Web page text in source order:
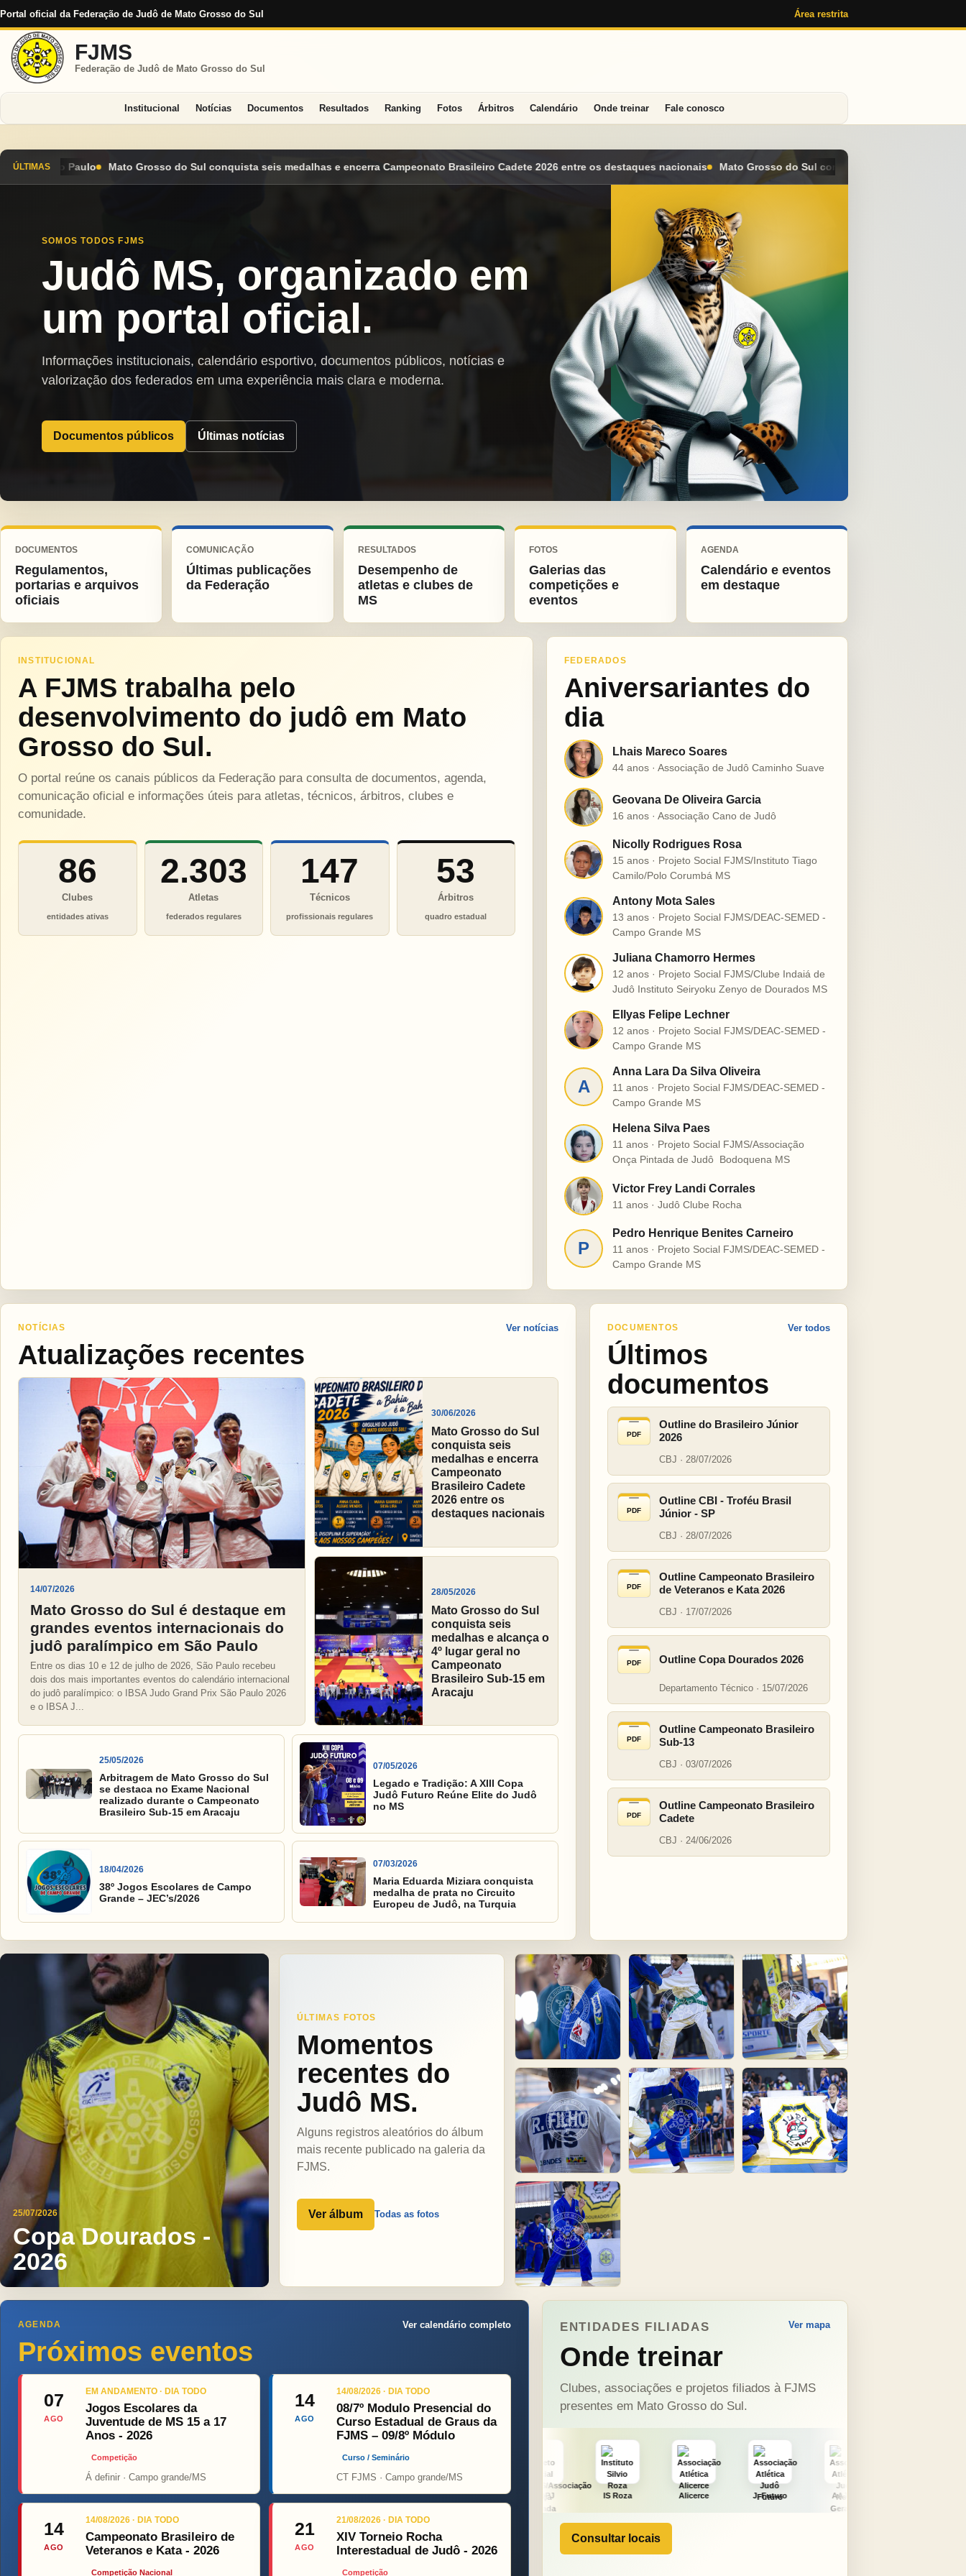
Portal oficial da Federação de Judô de Mato Grosso do Sul Área restrita
FJMS
Federação de Judô de Mato Grosso do Sul
Institucional Notícias Documentos Resultados Ranking Fotos Árbitros Calendário Onde treinar Fale conosco
ÚLTIMAS
do Sul conquista seis medalhas e encerra Campeonato Brasileiro Cadete 2026 entre os destaques nacionais Mato Grosso do Sul conquista seis medalhas e alcança o 4º lugar geral no
SOMOS TODOS FJMS
Judô MS, organizado em
um portal oficial.
Informações institucionais, calendário esportivo, documentos públicos, notícias e
valorização dos federados em uma experiência mais clara e moderna.
Documentos públicos Últimas notícias
DOCUMENTOS
Regulamentos,
portarias e arquivos
oficiais
COMUNICAÇÃO
Últimas publicações
da Federação
RESULTADOS
Desempenho de
atletas e clubes de
MS
FOTOS
Galerias das
competições e
eventos
AGENDA
Calendário e eventos
em destaque
INSTITUCIONAL
A FJMS trabalha pelo
desenvolvimento do judô em Mato
Grosso do Sul.
O portal reúne os canais públicos da Federação para consulta de documentos, agenda,
comunicação oficial e informações úteis para atletas, técnicos, árbitros, clubes e
comunidade.
86
Clubes
entidades ativas
2.303
Atletas
federados regulares
147
Técnicos
profissionais regulares
53
Árbitros
quadro estadual
FEDERADOS
Aniversariantes do
dia
L Lhais Mareco Soares
44 anos · Associação de Judô Caminho Suave
G Geovana De Oliveira Garcia
16 anos · Associação Cano de Judô
N
Nicolly Rodrigues Rosa
15 anos · Projeto Social FJMS/Instituto Tiago
Camilo/Polo Corumbá MS
A
Antony Mota Sales
13 anos · Projeto Social FJMS/DEAC-SEMED -
Campo Grande MS
J
Juliana Chamorro Hermes
12 anos · Projeto Social FJMS/Clube Indaiá de
Judô Instituto Seiryoku Zenyo de Dourados MS
E
Ellyas Felipe Lechner
12 anos · Projeto Social FJMS/DEAC-SEMED -
Campo Grande MS
A
Anna Lara Da Silva Oliveira
11 anos · Projeto Social FJMS/DEAC-SEMED -
Campo Grande MS
H
Helena Silva Paes
11 anos · Projeto Social FJMS/Associação
Onça Pintada de Judô  Bodoquena MS
V Victor Frey Landi Corrales
11 anos · Judô Clube Rocha
P
Pedro Henrique Benites Carneiro
11 anos · Projeto Social FJMS/DEAC-SEMED -
Campo Grande MS
NOTÍCIAS
Atualizações recentes
Ver notícias
14/07/2026
Mato Grosso do Sul é destaque em
grandes eventos internacionais do
judô paralímpico em São Paulo
Entre os dias 10 e 12 de julho de 2026, São Paulo recebeu
dois dos mais importantes eventos do calendário internacional
do judô paralímpico: o IBSA Judo Grand Prix São Paulo 2026
e o IBSA J...
30/06/2026
Mato Grosso do Sul
conquista seis
medalhas e encerra
Campeonato
Brasileiro Cadete
2026 entre os
destaques nacionais
28/05/2026
Mato Grosso do Sul
conquista seis
medalhas e alcança o
4º lugar geral no
Campeonato
Brasileiro Sub-15 em
Aracaju
25/05/2026
Arbitragem de Mato Grosso do Sul
se destaca no Exame Nacional
realizado durante o Campeonato
Brasileiro Sub-15 em Aracaju
07/05/2026
Legado e Tradição: A XIII Copa
Judô Futuro Reúne Elite do Judô
no MS
18/04/2026
38º Jogos Escolares de Campo
Grande – JEC’s/2026
07/03/2026
Maria Eduarda Miziara conquista
medalha de prata no Circuito
Europeu de Judô, na Turquia
DOCUMENTOS
Últimos
documentos
Ver todos
PDF
Outline do Brasileiro Júnior
2026
CBJ · 28/07/2026
PDF
Outline CBI - Troféu Brasil
Júnior - SP
CBJ · 28/07/2026
PDF
Outline Campeonato Brasileiro
de Veteranos e Kata 2026
CBJ · 17/07/2026
PDF Outline Copa Dourados 2026
Departamento Técnico · 15/07/2026
PDF
Outline Campeonato Brasileiro
Sub-13
CBJ · 03/07/2026
PDF
Outline Campeonato Brasileiro
Cadete
CBJ · 24/06/2026
25/07/2026
Copa Dourados -
2026
ÚLTIMAS FOTOS
Momentos
recentes do
Judô MS.
Alguns registros aleatórios do álbum
mais recente publicado na galeria da
FJMS.
Ver álbum Todas as fotos
AGENDA
Próximos eventos
Ver calendário completo
07
AGO
EM ANDAMENTO · DIA TODO
Jogos Escolares da
Juventude de MS 15 a 17
Anos - 2026
Competição
Á definir · Campo grande/MS
14
AGO
14/08/2026 · DIA TODO
08/7º Modulo Presencial do
Curso Estadual de Graus da
FJMS – 09/8º Módulo
Curso / Seminário
CT FJMS · Campo grande/MS
14
AGO
14/08/2026 · DIA TODO
Campeonato Brasileiro de
Veteranos e Kata - 2026
Competição Nacional
21
AGO
21/08/2026 · DIA TODO
XIV Torneio Rocha
Interestadual de Judô - 2026
Competição
ENTIDADES FILIADAS
Onde treinar
Ver mapa
Clubes, associações e projetos filiados à FJMS
presentes em Mato Grosso do Sul.
Top Fight ONÇA PINT PSOPJ IS Roza Alicerce J. Futuro AAJNG TSURU
Consultar locais